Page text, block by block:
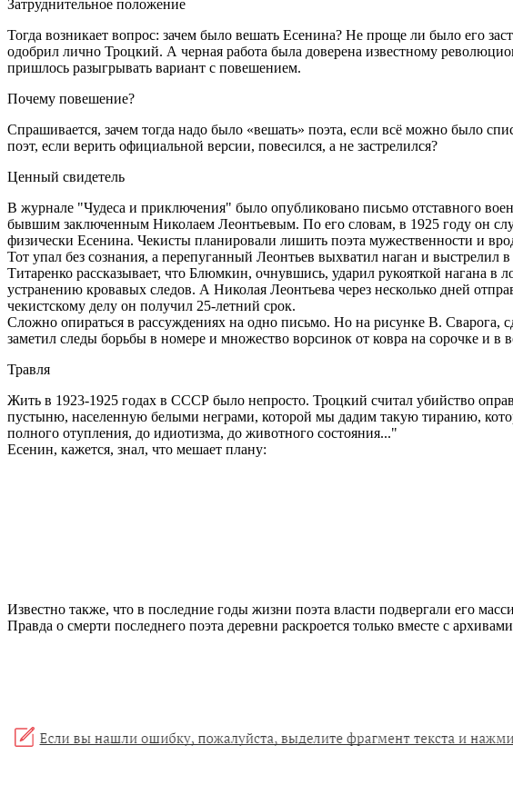
Затруднительное положение
Тогда возникает вопрос: зачем было вешать Есенина? Не проще ли было его
одобрил лично Троцкий. А черная работа была доверена известному
пришлось разыгрывать вариант с повешением.
Почему повешение?
Спрашивается, зачем тогда надо было «вешать» поэта, если всё можно было
поэт, если верить официальной версии, повесился, а не застрелился?
Ценный свидетель
В журнале "Чудеса и приключения" было опубликовано письмо отставного
бывшим заключенным Николаем Леонтьевым. По его словам, в 1925 году он
физически Есенина. Чекисты планировали лишить поэта мужественности и
Тот упал без сознания, а перепуганный Леонтьев выхватил наган и выстрелил
Титаренко рассказывает, что Блюмкин, очнувшись, ударил рукояткой нагана в
устранению кровавых следов. А Николая Леонтьева через несколько дней
чекистскому делу он получил 25-летний срок.
Сложно опираться в рассуждениях на одно письмо. Но на рисунке В. Сварога,
заметил следы борьбы в номере и множество ворсинок от ковра на сорочке и в
Травля
Жить в 1923-1925 годах в СССР было непросто. Троцкий считал убийство
пустыню, населенную белыми неграми, которой мы дадим такую тиранию,
полного отупления, до идиотизма, до животного состояния..."
Есенин, кажется, знал, что мешает плану:
Известно также, что в последние годы жизни поэта власти подвергали его
Правда о смерти последнего поэта деревни раскроется только вместе с